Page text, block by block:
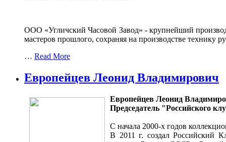
ООО «Угличский Часовой Завод» - крупнейший
мастеров прошлого, сохраняя на производстве
… Read More
Европейцев Леонид Владимирович
Европейцев Леонид
Председатель "Российского
С начала 2000-х годов
В 2011 г. создал Российский